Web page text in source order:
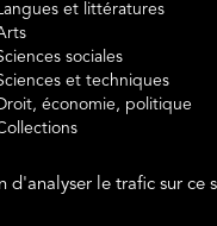
et littératures
sociales
et techniques
économie, politique
d'analyser le trafic sur